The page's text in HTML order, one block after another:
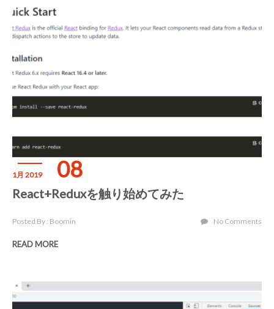
1月 2019 08
React+Reduxを触り始めてみた
Posted By : Boomin No Comments
READ MORE